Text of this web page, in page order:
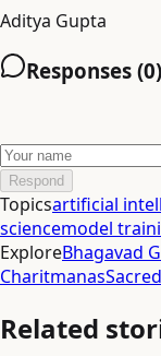
Aditya Gupta
Responses (0)
Respond
Topicsartificial
sciencemodel
ExploreBhagavad
Charitmanas
Related